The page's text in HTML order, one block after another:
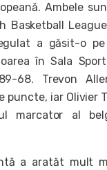
Ambele
Basketball
a găsit-o pe
în Sala
68. Trevon
puncte, iar Olivier
marcator al
a aratăt mult